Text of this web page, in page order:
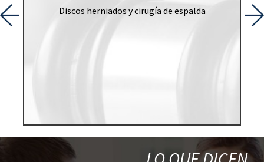
Discos herniados y cirugía de espalda